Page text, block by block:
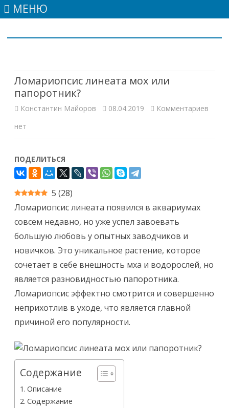
МЕНЮ
Ломариопсис линеата мох или
папоротник?
Константин Майоров 08.04.2019 Комментариев
нет
ПОДЕЛИТЬСЯ
5 (28)
Ломариопсис линеата появился в аквариумах
совсем недавно, но уже успел завоевать
большую любовь у опытных заводчиков и
новичков. Это уникальное растение, которое
сочетает в себе внешность мха и водорослей, но
является разновидностью папоротника.
Ломариопсис эффектно смотрится и совершенно
неприхотлив в уходе, что является главной
причиной его популярности.
Содержание
Описание
Содержание